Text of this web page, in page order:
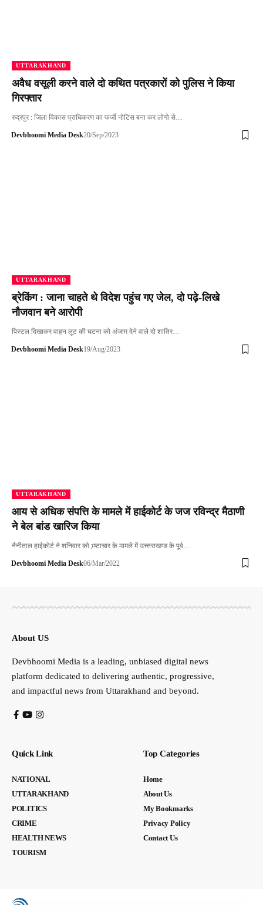
UTTARAKHAND
अवैध वसूली करने वाले दो कथित पत्रकारों को पुलिस ने किया
गिरफ्तार
रुद्रपुर : जिला विकास प्राधिकरण का फर्जी नोटिस बना कर लोगो से…
Devbhoomi Media Desk20/Sep/2023
UTTARAKHAND
ब्रेकिंग : जाना चाहते थे विदेश पहुंच गए जेल, दो पढ़े-लिखे
नौजवान बने आरोपी
पिस्टल दिखाकर वाहन लूट की घटना को अंजाम देने वाले दो शातिर…
Devbhoomi Media Desk19/Aug/2023
UTTARAKHAND
आय से अधिक संपत्ति के मामले में हाईकोर्ट के जज रविन्द्र मैठाणी
ने बेल बांड खारिज किया
नैनीताल हाईकोर्ट ने शनिवार को भ्र्ष्टाचार के मामले में उत्त्तराखण्ड के पूर्व…
Devbhoomi Media Desk06/Mar/2022
About US
Devbhoomi Media is a leading, unbiased digital news
platform dedicated to delivering authentic, progressive,
and impactful news from Uttarakhand and beyond.
Quick Link
NATIONAL
UTTARAKHAND
POLITICS
CRIME
HEALTH NEWS
TOURISM
Top Categories
Home
About Us
My Bookmarks
Privacy Policy
Contact Us